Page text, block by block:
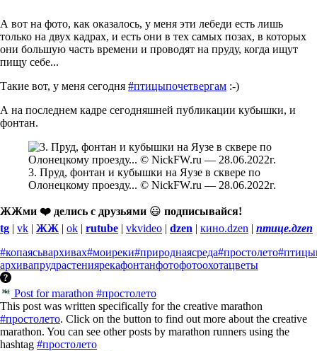
А вот на фото, как оказалось, у меня эти лебеди есть лишь
только на двух кадрах, и есть они в тех самых позах, в которых
они большую часть времени и проводят на пруду, когда ищут
пищу себе...
Такие вот, у меня сегодня #птицыпочетвергам :-)
А на последнем кадре сегодняшней публикации кубышки, и
фонтан.
3. Пруд, фонтан и кубышки на Яузе в сквере по
Олонецкому проезду... © NickFW.ru — 28.06.2022г.
ЖЖми ❤️ делись с друзьями 😃 подписывайся!
tg | vk | ЖЖ | ok | rutube | vkvideo | dzen | кино.dzen | птице.дzen
#копаясьвархивах#моиреки#природнаясреда#простолето
архивапрудрастениярекафонтанфотофотоохотацветы
Post for marathon #простолето
This post was written specifically for the creative marathon
#простолето. Click on the button to find out more about the creative
marathon. You can see other posts by marathon runners using the
hashtag #простолето